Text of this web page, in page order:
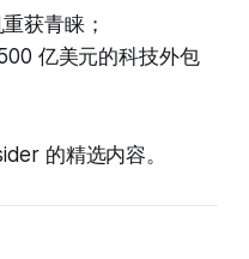
获青睐；
亿美元的科技外包
的精选内容。